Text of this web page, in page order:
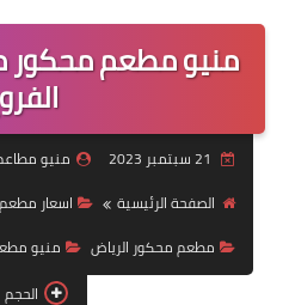
منيو مطعم محكور
منيو
الصفحة الرئيسية
اسعار
مطعم محكور الرياض
منيو
الحجم